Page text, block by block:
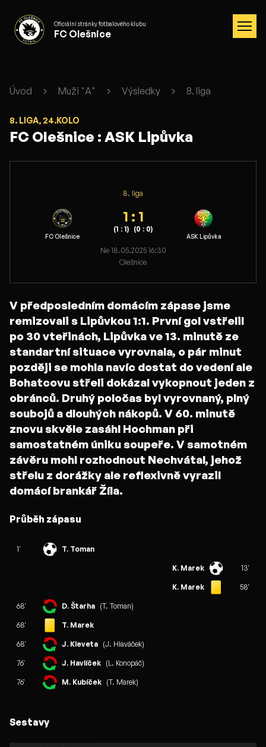
Oficiální stránky fotbalového klubu
FC Olešnice
Úvod Muži "A" Výsledky 8. liga
8. LIGA, 24.KOLO
FC Olešnice : ASK Lipůvka
8. liga
FC Olešnice
1 : 1
(1 : 1) (0 : 0)
ASK Lipůvka
Ne 18.05.2025 16:30
Olešnice
V předposledním domácím zápase jsme
remizovali s Lipůvkou 1:1. První gol vstřelil
po 30 vteřinách, Lipůvka ve 13. minutě ze
standartní situace vyrovnala, o pár minut
později se mohla navíc dostat do vedení ale
Bohatcovu střeli dokázal vykopnout jeden z
obránců. Druhý poločas byl vyrovnaný, plný
soubojů a dlouhých nákopů. V 60. minutě
znovu skvěle zasáhl Hochman při
samostatném úniku soupeře. V samotném
závěru mohl rozhodnout Nechvátal, jehož
střelu z dorážky ale reflexivně vyrazil
domácí brankář Žíla.
Průběh zápasu
1' T. Toman
K. Marek 13'
K. Marek 58'
68' D. Štarha (T. Toman)
68' T. Marek
68' J. Kleveta (J. Hlaváček)
76' J. Havlíček (L. Konopáč)
76' M. Kubíček (T. Marek)
Sestavy